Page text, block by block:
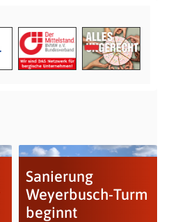
Sanierung
Weyerbusch-Turm
beginnt